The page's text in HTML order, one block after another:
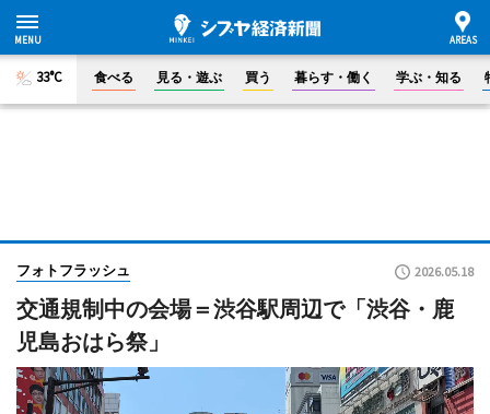
33°C 食べる 見る・遊ぶ 買う 暮らす・働く 学ぶ・知る
フォトフラッシュ 2026.05.18
交通規制中の会場＝渋谷駅周辺で「渋谷・鹿
児島おはら祭」